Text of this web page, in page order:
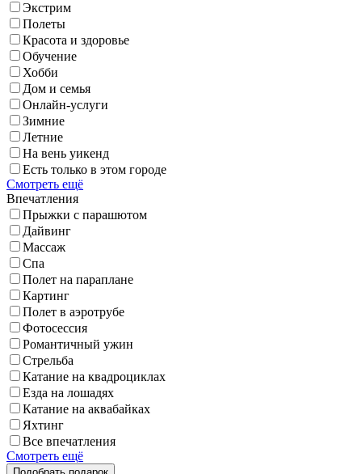
Экстрим
Полеты
Красота и здоровье
Обучение
Хобби
Дом и семья
Онлайн-услуги
Зимние
Летние
На вень уикенд
Есть только в этом городе
Смотреть ещё
Впечатления
Прыжки с парашютом
Дайвинг
Массаж
Спа
Полет на параплане
Картинг
Полет в аэротрубе
Фотосессия
Романтичный ужин
Стрельба
Катание на квадроциклах
Езда на лошадях
Катание на аквабайках
Яхтинг
Все впечатления
Смотреть ещё